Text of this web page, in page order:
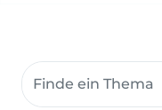
Suche Community-